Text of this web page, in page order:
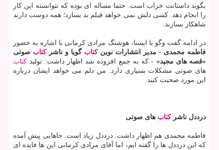
بگوید داستانت خراب است. حتما مساله ای بوده كه نتوانسته این كار
را انجام دهد. كسی دلش نمی خواهد فیلم بد بسازد؛ همه دوست دارند
شاهكار بسازند.
در ادامه گفت وگو با ایسنا، هوشنگ مرادی كرمانی با اشاره به حضور
فاطمه محمدی - مدیر انتشارات نوینكتاب گویا و ناشركتاب صوتی
«قصه های مجید» - كه به جمع افزوده شد اظهار داشت: تولید كتاب
های صوتی مشكلات بسیاری دارد. من دلم می خواهد ایشان درباره
این مورد صحبت كنند.
درددل ناشركتاب های صوتی
فاطمه محمدی هم اظهار داشت: درددل زیاد است. جاهایی پیش آمده
كه این درددل ها را گفته ایم، اما آقای مرادی كرمانی این ها فایده ای